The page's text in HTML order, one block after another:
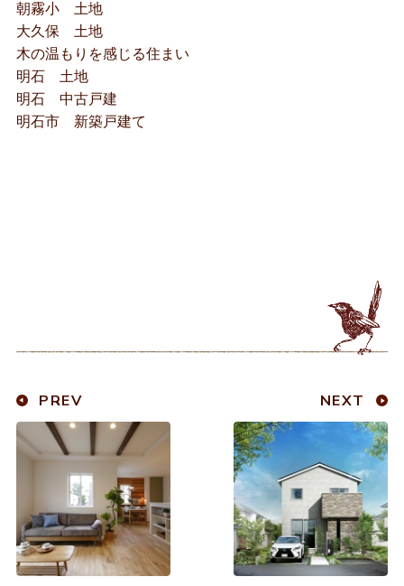
朝霧小 土地
大久保 土地
木の温もりを感じる住まい
明石 土地
明石 中古戸建
明石市 新築戸建て
PREV NEXT